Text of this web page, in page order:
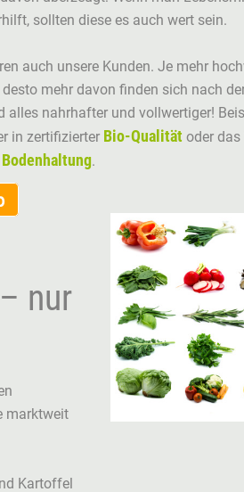
sollten diese es auch wert sein.
auch unsere Kunden. Je mehr
desto mehr davon finden sich nach
alles nahrhafter und vollwertiger!
in zertifizierter Bio-Qualitätoder
.
nur
marktweit
Kartoffel